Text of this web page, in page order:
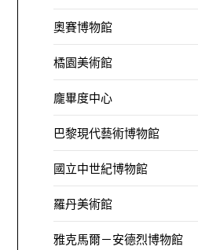
奧賽博物館
橘園美術館
龐畢度中心
巴黎現代藝術博物館
國立中世紀博物館
羅丹美術館
雅克馬爾－安德烈博物館